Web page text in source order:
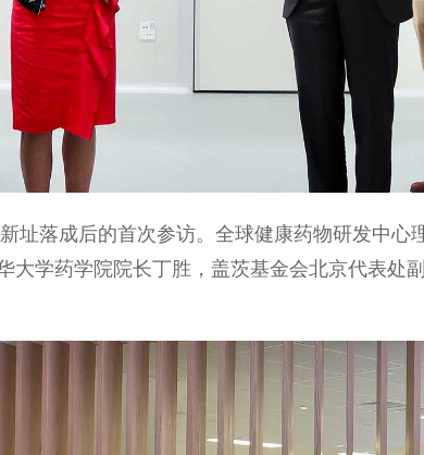
址落成后的首次参访。全球健康药物研发中
大学药学院院长丁胜，盖茨基金会北京代表处